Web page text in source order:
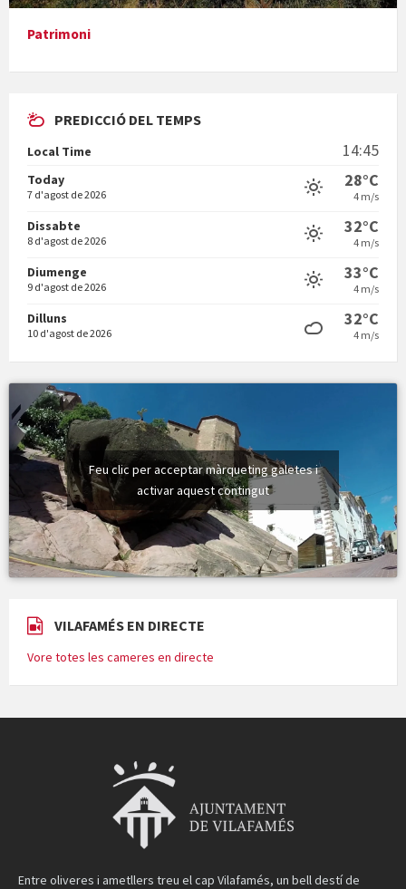
En Bum
Vermuts a la Font. Hit parit
Patrimoni
PREDICCIÓ DEL TEMPS
Local Time 14:45
Today
7 d'agost de 2026
28°C
4 m/s
Dissabte
8 d'agost de 2026
32°C
4 m/s
Diumenge
9 d'agost de 2026
33°C
4 m/s
Dilluns
10 d'agost de 2026
32°C
4 m/s
Feu clic per acceptar màrqueting galetes i
activar aquest contingut
VILAFAMÉS EN DIRECTE
Vore totes les cameres en directe
Entre oliveres i ametllers treu el cap Vilafamés, un bell destí de